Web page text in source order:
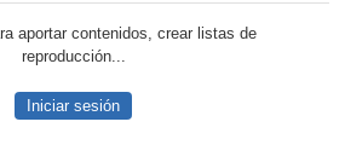
aportar contenidos, crear listas de
reproducción...
Iniciar sesión